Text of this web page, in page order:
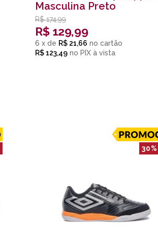
Masculina Preto
R$ 174,99
R$ 129,99
6 x de R$ 21,66
R$ 123,49 no PIX